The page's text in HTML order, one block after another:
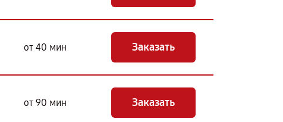
от 40 мин Заказать
от 90 мин Заказать